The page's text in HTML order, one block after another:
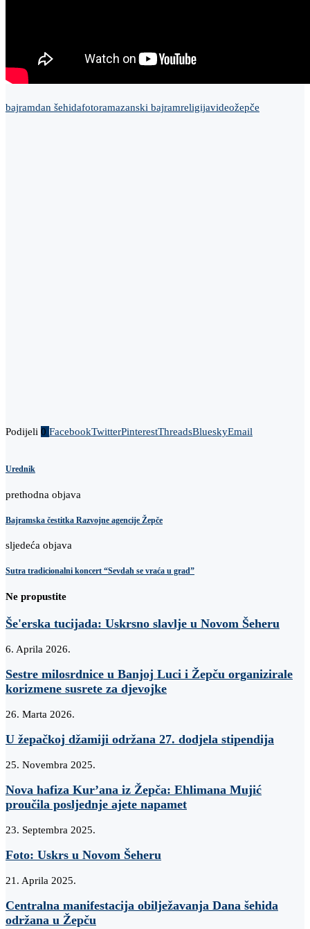
bajramdan šehidafotoramazanski bajramreligijavideožepče
Podijeli 0 FacebookTwitterPinterestThreadsBlueskyEmail
Urednik
prethodna objava
Bajramska čestitka Razvojne agencije Žepče
sljedeća objava
Sutra tradicionalni koncert “Sevdah se vraća u grad”
Ne propustite
Še'erska tucijada: Uskrsno slavlje u Novom Šeheru
6. Aprila 2026.
Sestre milosrdnice u Banjoj Luci i Žepču organizirale
korizmene susrete za djevojke
26. Marta 2026.
U žepačkoj džamiji održana 27. dodjela stipendija
25. Novembra 2025.
Nova hafiza Kur’ana iz Žepča: Ehlimana Mujić
proučila posljednje ajete napamet
23. Septembra 2025.
Foto: Uskrs u Novom Šeheru
21. Aprila 2025.
Centralna manifestacija obilježavanja Dana šehida
održana u Žepču